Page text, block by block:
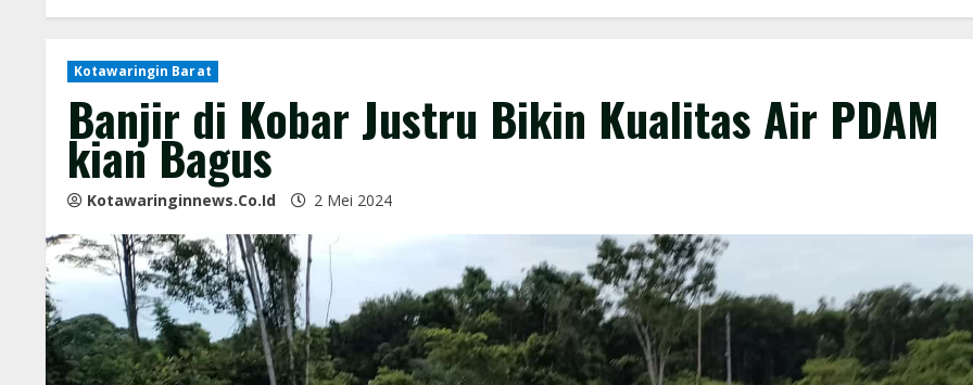
Kotawaringin Barat
Banjir di Kobar Justru Bikin Kualitas Air PDAM
kian Bagus
Kotawaringinnews.co.id 2 Mei 2024